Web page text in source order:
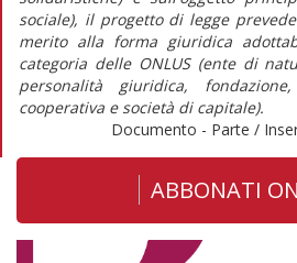
sociale), il progetto di legge
merito alla forma giuridica
categoria delle ONLUS (ente di
personalità giuridica,
cooperativa e società di capitale).
Documento - Parte /
ABBONATI